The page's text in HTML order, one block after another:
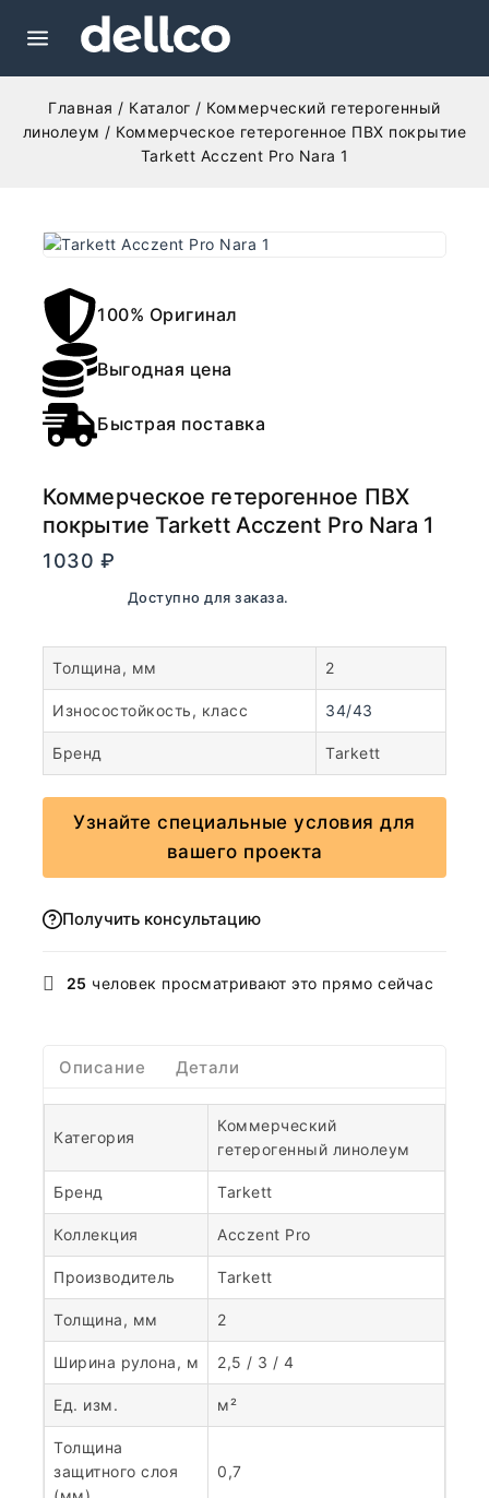
Главная / Каталог / Коммерческий гетерогенный
линолеум / Коммерческое гетерогенное ПВХ покрытие
Tarkett Acczent Pro Nara 1
100% Оригинал
Выгодная цена
Быстрая поставка
Коммерческое гетерогенное ПВХ
покрытие Tarkett Acczent Pro Nara 1
1030 ₽
В наличии. Доступно для заказа.
Толщина, мм 2
Износостойкость, класс 34/43
Бренд Tarkett
Узнайте специальные условия для
вашего проекта
Получить консультацию
25 человек просматривают это прямо сейчас
Описание Детали
Категория
Коммерческий
гетерогенный линолеум
Бренд Tarkett
Коллекция Acczent Pro
Производитель Tarkett
Толщина, мм 2
Ширина рулона, м 2,5 / 3 / 4
Ед. изм. м²
Толщина
защитного слоя
0,7